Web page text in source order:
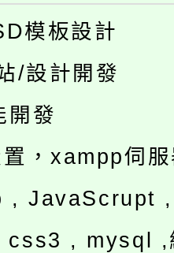
模板設計
/設計開發
開發
，xampp伺
, JavaScrupt
, mysql ,